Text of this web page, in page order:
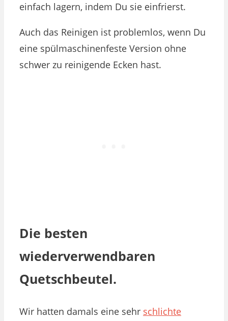
einfach lagern, indem Du sie einfrierst.
Auch das Reinigen ist problemlos, wenn Du
eine spülmaschinenfeste Version ohne
schwer zu reinigende Ecken hast.
Die besten
wiederverwendbaren
Quetschbeutel.
Wir hatten damals eine sehr schlichte